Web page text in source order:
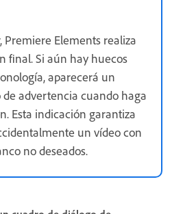
Premiere Elements realiza
final. Si aún hay huecos
aparecerá un
advertencia cuando haga
Esta indicación garantiza
un vídeo con
no deseados.